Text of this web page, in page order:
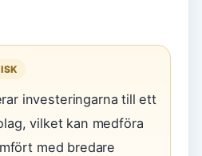
investeringarna till ett
vilket kan medföra
med bredare